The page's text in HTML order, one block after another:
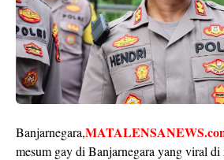
Banjarnegara,
mesum gay di Banjarnegara yang viral di